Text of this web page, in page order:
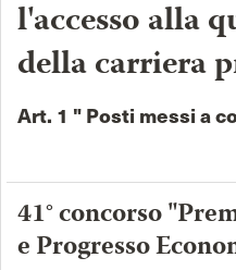
l'accesso alla
della carriera
Art. 1 " Posti messi a
41° concorso
e Progresso